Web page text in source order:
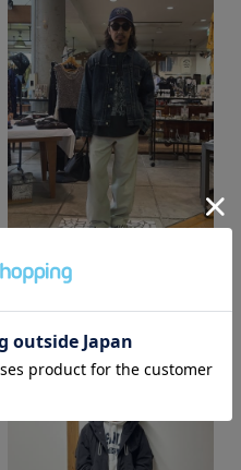
t.kimura
SUPER SHOP 鳥取店